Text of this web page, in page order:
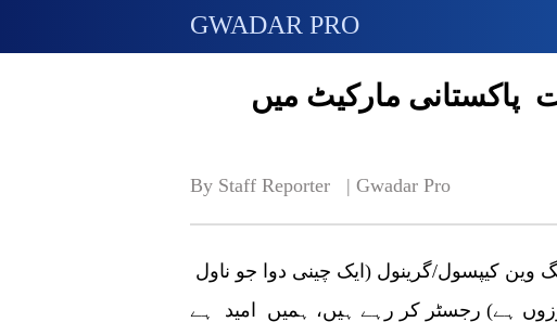
GWADAR PRO
پاکستانی مارکیٹ میں
By Staff Reporter   | Gwadar Pro
ہے) رجسٹر کر رہے ہیں، ہمیں امید ہے